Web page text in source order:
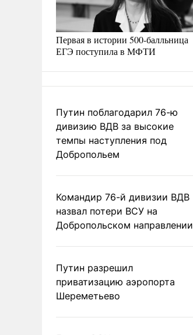
Первая в истории 500-балльница
ЕГЭ поступила в МФТИ
Путин поблагодарил 76-ю
дивизию ВДВ за высокие
темпы наступления под
Добропольем
Командир 76-й дивизии ВДВ
назвал потери ВСУ на
Добропольском направлении
Путин разрешил
приватизацию аэропорта
Шереметьево